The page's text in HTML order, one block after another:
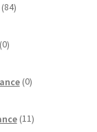
84izdelkov
0izdelkov
0izdelkov
11izdelkov